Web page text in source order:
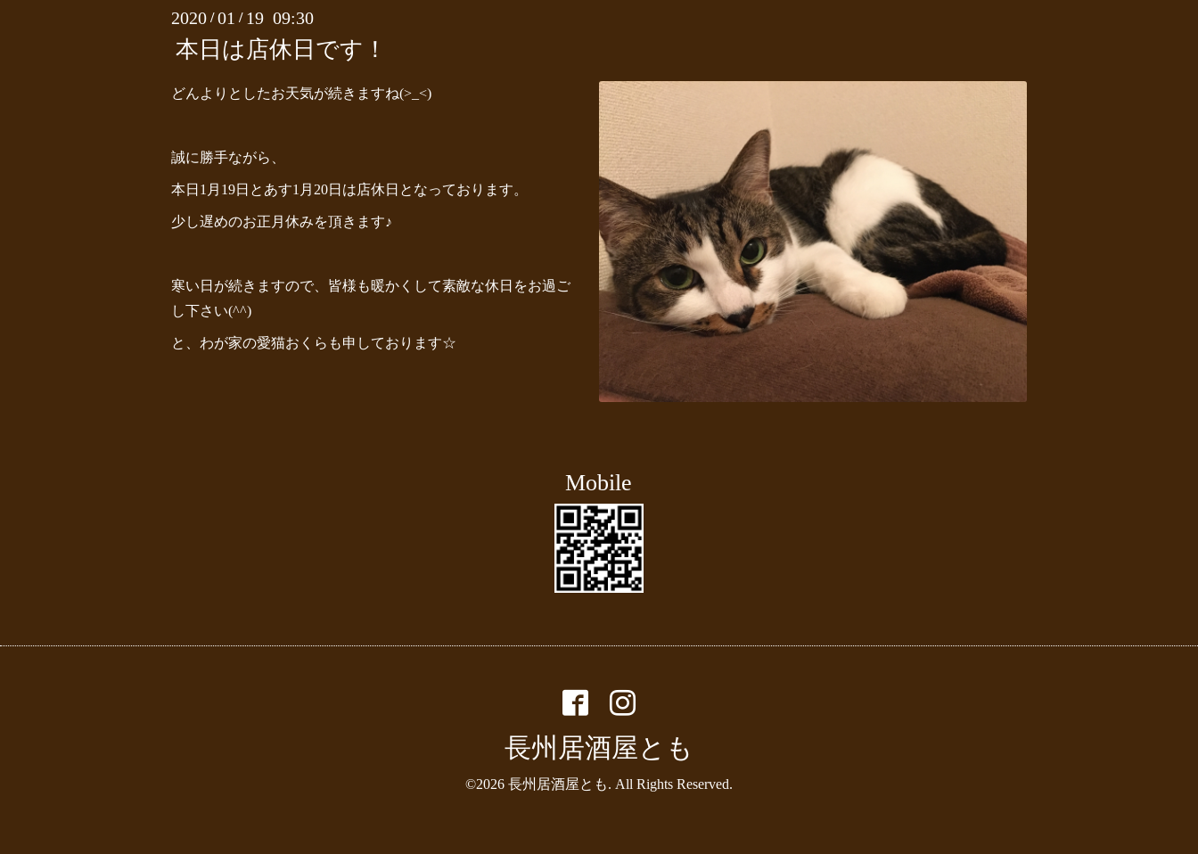
2020 /01 / 19 09:30
本日は店休日です！
どんよりとしたお天気が続きますね(>_<)
誠に勝手ながら、
本日1月19日とあす1月20日は店休日となっております。
少し遅めのお正月休みを頂きます♪
寒い日が続きますので、皆様も暖かくして素敵な休日をお過ご
し下さい(^^)
と、わが家の愛猫おくらも申しております☆
Mobile
長州居酒屋とも
©2026 長州居酒屋とも. All Rights Reserved.